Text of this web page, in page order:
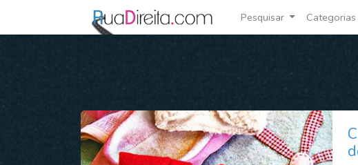
Pesquisar Categorias